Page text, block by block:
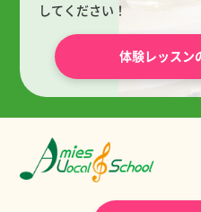
してください！
体験レッスン